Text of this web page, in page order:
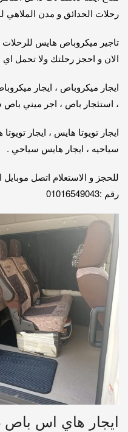
رحلات الحدائق و مدن الملاهي
تاجير ميكروباص هايس
الان و احجز رحلتك ولا تحمل
ايجار ميكروباص ، ايجار
، استئجار باص ، اجر ميني
ايجار تويوتا هايس ، ايجار
سياحيه ، ايجار هايس سياحي .
للحجز و الاستعلام اتصل
رقم :01016549043